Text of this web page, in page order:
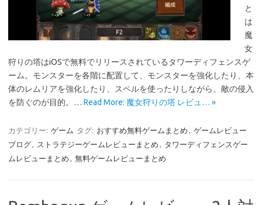
と
は
魔
女
狩りの塔はiOSで無料でリリースされているタワーディフェンスゲ
ーム。モンスターを各階に配置して、モンスターを強化したり、本
体のレムリアを強化したり、スペルを使ったりしながら、敵の侵入
を防ぐのが目的。… Read More: 魔女狩りの塔 レビュ… »
カテゴリー: ゲーム タグ: おすすめ無料ゲームまとめ , ゲームレビュー
ブログ, ストラテジーゲームレビューまとめ , タワーディフェンスゲー
ムレビューまとめ , 無料ゲームレビューまとめ